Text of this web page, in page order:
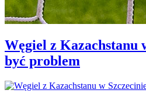
Węgiel z Kazachstanu
być problem